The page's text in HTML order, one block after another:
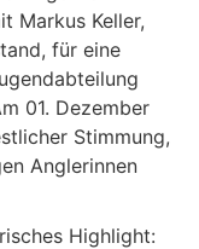
Markus Keller,
für eine
01. Dezember
Stimmung,
Anglerinnen
Highlight: